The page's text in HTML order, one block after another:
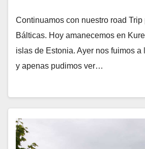
Continuamos con nuestro road
Bálticas. Hoy amanecemos en
islas de Estonia. Ayer nos fuimos
y apenas pudimos ver…